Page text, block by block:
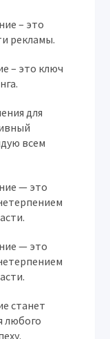
– это
рекламы.
– это ключ
для
всем
— это
— это
станет
любого